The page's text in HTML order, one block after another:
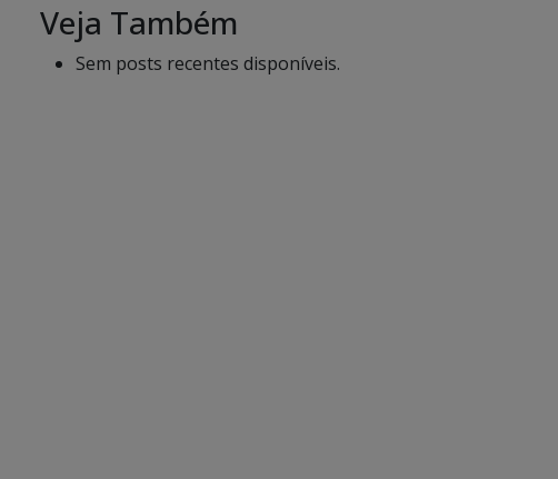
Veja Também
Sem posts recentes disponíveis.